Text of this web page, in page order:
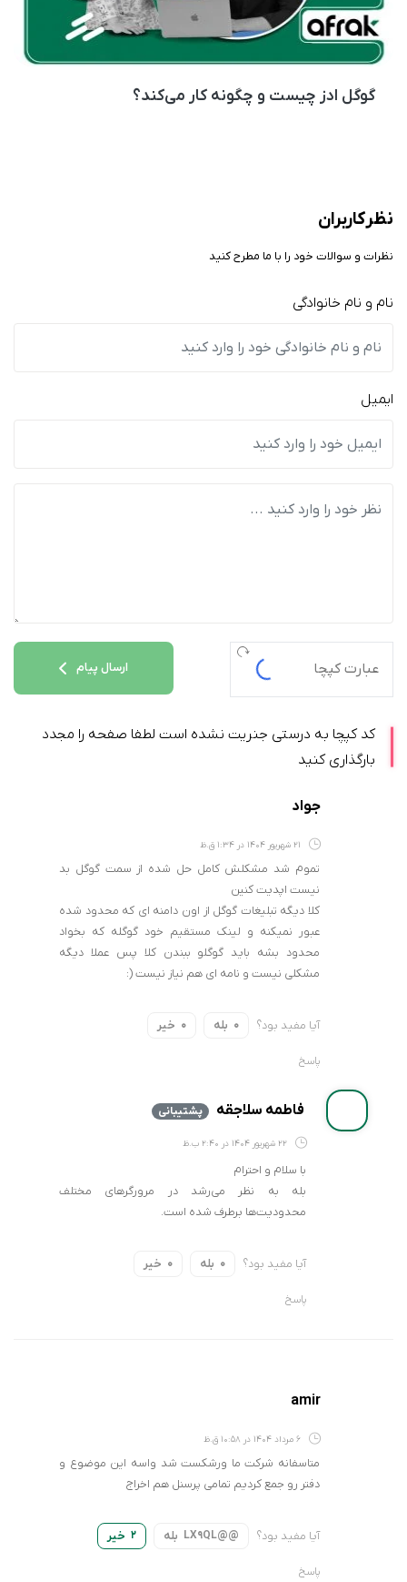
گوگل ادز چیست و چگونه کار می‌کند؟
نظر کاربران
نظرات و سوالات خود را با ما مطرح کنید
نام و نام خانوادگی
ایمیل
ارسال پیام
کد کپچا به درستی جنریت نشده است لطفا صفحه را مجدد
بارگذاری کنید
جواد
21 شهریور 1404 در 1:34 ق.ظ
تموم شد مشکلش کامل حل شده از سمت گوگل بد
نیست اپدیت کنین
کلا دیگه تبلیغات گوگل از اون دامنه ای که محدود شده
عبور نمیکنه و لینک مستقیم خود گوگله که بخواد
محدود بشه باید گوگلو ببندن کلا پس عملا دیگه
مشکلی نیست و نامه ای هم نیاز نیست (:
آیا مفید بود؟ 0 بله 0 خیر
پاسخ
فاطمه سلاجقه پشتیبانی
22 شهریور 1404 در 2:40 ب.ظ
با سلام و احترام
بله به نظر می‌رشد در مرورگرهای مختلف
محدودیت‌ها برطرف شده است.
آیا مفید بود؟ 0 بله 0 خیر
پاسخ
amir
6 مرداد 1404 در 10:58 ق.ظ
متاسفانه شرکت ما ورشکست شد واسه این موضوع و
دفتر رو جمع کردیم تمامی پرسنل هم اخراج
آیا مفید بود؟ @@LX9QL بله 2 خیر
پاسخ